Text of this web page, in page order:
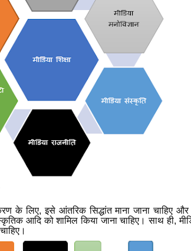
के लिए,इसे आंतरिक सिद्धांत माना जाना चाहिए
आदि को शामिल किया जाना चाहिए। साथ ही,